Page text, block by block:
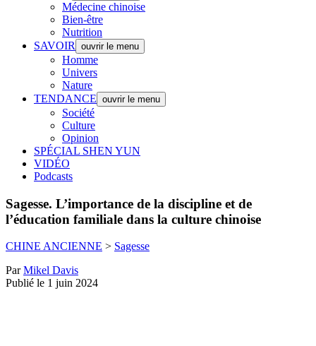
Médecine chinoise
Bien-être
Nutrition
SAVOIR
ouvrir le menu
Homme
Univers
Nature
TENDANCE ouvrir le menu
Société
Culture
Opinion
SPÉCIAL SHEN YUN
VIDÉO
Podcasts
Sagesse. L’importance de la discipline et de
l’éducation familiale dans la culture chinoise
CHINE ANCIENNE > Sagesse
ParMikel Davis
Publié le 1 juin 2024